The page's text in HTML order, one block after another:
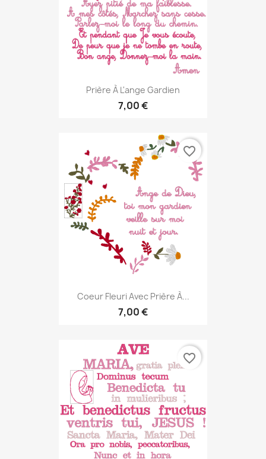
Prière À L'ange Gardien
7,00 €
Coeur Fleuri Avec Prière À...
7,00 €
favorite_border
favorite_border